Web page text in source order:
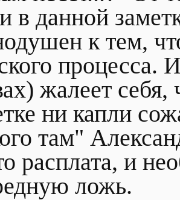
в данной
к тем,
процесса.
жалеет себя,
ни капли
там"
расплата, и
ложь.